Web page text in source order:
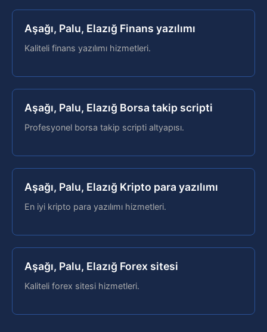
Aşağı, Palu, Elazığ Finans yazılımı
Kaliteli finans yazılımı hizmetleri.
Aşağı, Palu, Elazığ Borsa takip scripti
Profesyonel borsa takip scripti altyapısı.
Aşağı, Palu, Elazığ Kripto para yazılımı
En iyi kripto para yazılımı hizmetleri.
Aşağı, Palu, Elazığ Forex sitesi
Kaliteli forex sitesi hizmetleri.